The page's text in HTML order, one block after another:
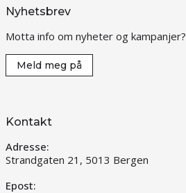
Nyhetsbrev
Motta info om nyheter og kampanjer?
Meld meg på
Kontakt
Adresse:
Strandgaten 21, 5013 Bergen
Epost: